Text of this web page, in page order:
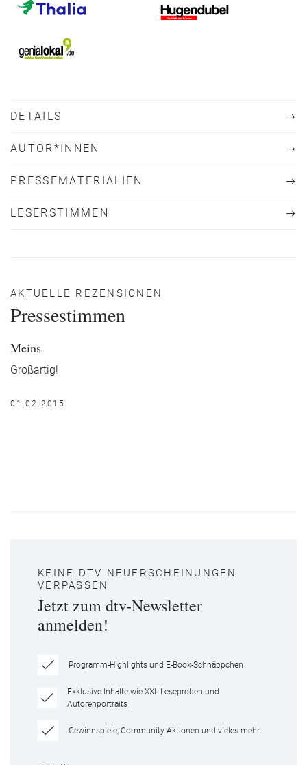
DETAILS
AUTOR*INNEN
PRESSEMATERIALIEN
LESERSTIMMEN
AKTUELLE REZENSIONEN
Pressestimmen
Meins
Großartig!
01.02.2015
KEINE DTV NEUERSCHEINUNGEN
VERPASSEN
Jetzt zum dtv-Newsletter
anmelden!
Programm-Highlights und E-Book-Schnäppchen
Exklusive Inhalte wie XXL-Leseproben und
Autorenportraits
Gewinnspiele, Community-Aktionen und vieles mehr